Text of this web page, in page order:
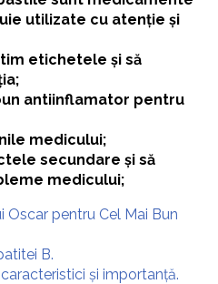
utilizate cu atenție și
etichetele și să
antiinflamator pentru
medicului;
secundare și să
medicului;
Oscar pentru Cel Mai Bun
B.
și importanță.